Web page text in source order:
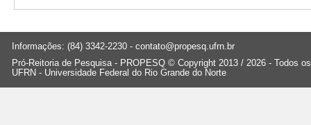
Informações: (84) 3342-2230 - contato@propesq.ufrn.br
Pró-Reitoria de Pesquisa - PROPESQ © Copyright 2013 / 2026 - Todos
UFRN - Universidade Federal do Rio Grande do Norte